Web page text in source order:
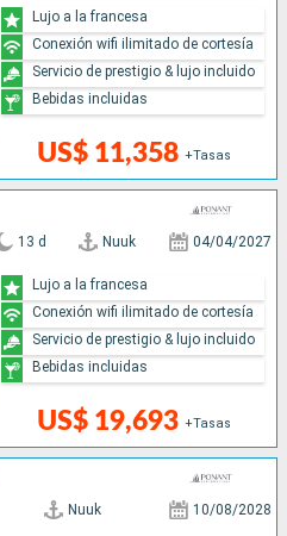
US$ 11,358 +Tasas
Lujo a la francesa
Conexión wifi ilimitado de cortesía
Servicio de prestigio & lujo incluido
Bebidas incluidas
13 d Nuuk 04/04/2027
US$ 19,693 +Tasas
Lujo a la francesa
Conexión wifi ilimitado de cortesía
Servicio de prestigio & lujo incluido
Bebidas incluidas
Nuuk 10/08/2028